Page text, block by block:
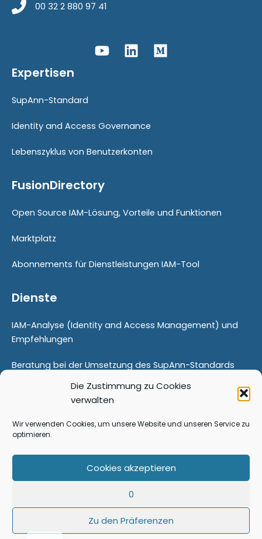
Die Zustimmung zu Cookies
verwalten
Wir verwenden Cookies, um unsere Website und unseren Service zu
optimieren.
Cookies akzeptieren
0
Zu den Präferenzen
00 32 2 880 97 41
Expertisen
SupAnn-Standard
Identity and Access Governance
Lebenszyklus von Benutzerkonten
FusionDirectory
Open Source IAM-Lösung, Vorteile und Funktionen
Marktplatz
Abonnements für Dienstleistungen IAM-Tool
Dienste
IAM-Analyse (Identity and Access Management) und
Empfehlungen
Beratung bei der Umsetzung des SupAnn-Standards
Proof Of Concept
Schulungen
Begleitung von Veränderungen
Copyright © 2026 FusionDirectory
EN